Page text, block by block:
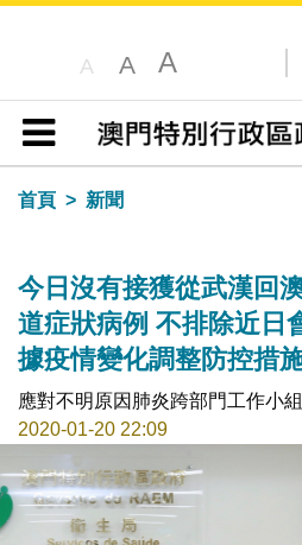
A A A
目錄
首頁
新聞
今日沒有接獲從武漢回
道症狀病例 不排除近日
據疫情變化調整防控措
應對不明原因肺炎跨部門工作小組
2020-01-20 22:09